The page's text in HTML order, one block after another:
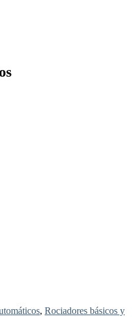
, Rociadores básicos y